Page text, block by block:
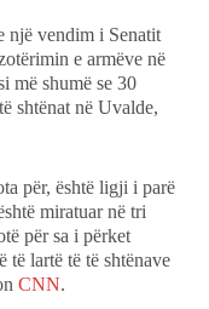
një vendim i Senatit
e armëve në
më shumë se 30
shtënat në Uvalde,
për, është ligji i parë
miratuar në tri
për sa i përket
të lartë të të shtënave
CNN.